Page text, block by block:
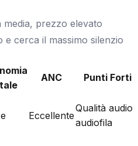
media, prezzo elevato
e cerca il massimo silenzio
ANC
Punti Forti
Eccellente
Qualità audio
audiofila